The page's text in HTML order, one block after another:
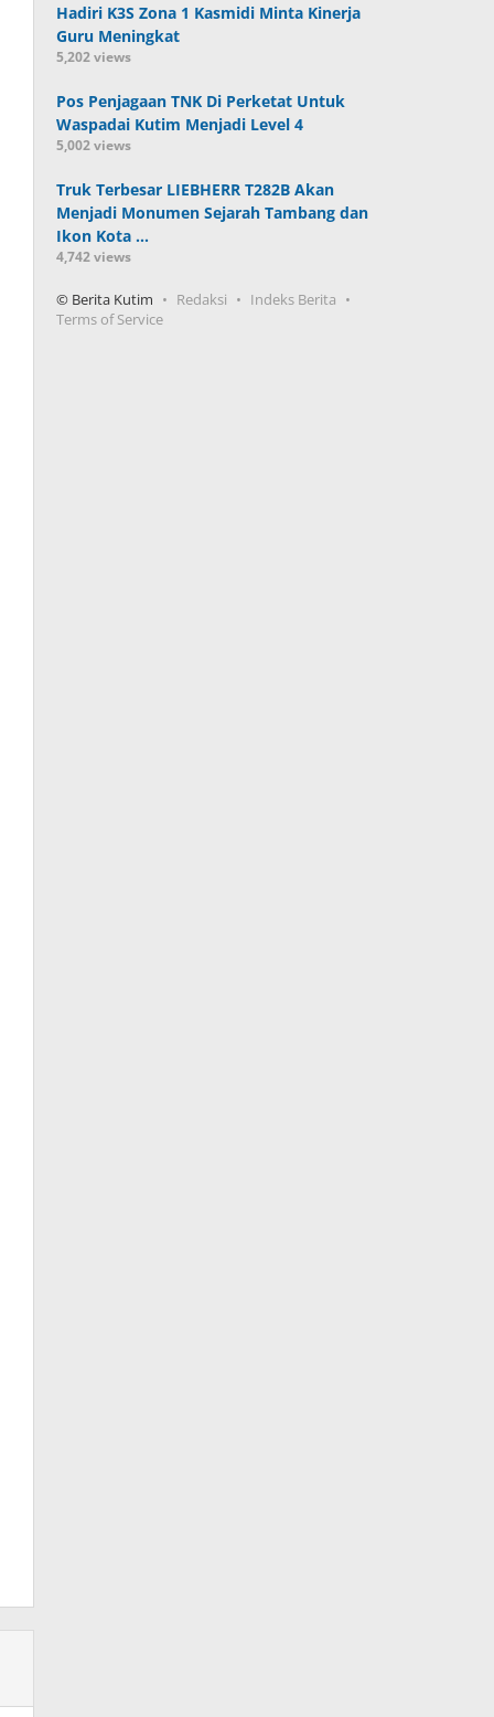
Hadiri K3S Zona 1 Kasmidi Minta Kinerja
Guru Meningkat
5,202 views
Pos Penjagaan TNK Di Perketat Untuk
Waspadai Kutim Menjadi Level 4
5,002 views
Truk Terbesar LIEBHERR T282B Akan
Menjadi Monumen Sejarah Tambang dan
Ikon Kota …
4,742 views
© Berita Kutim Redaksi
Indeks Berita
Terms of Service